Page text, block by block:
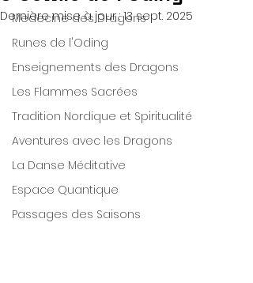
Medecine des Dragons
Runes de l'Oding
Enseignements des Dragons
Les Flammes Sacrées
Tradition Nordique et Spiritualité
Aventures avec les Dragons
La Danse Méditative
Espace Quantique
Passages des Saisons
Dernière mise à jour :13 sept. 2025